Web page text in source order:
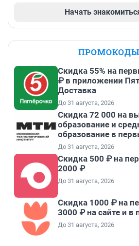
Начать
ПРОМОКОДЫ
Скидка 55% на
₽ в приложении
Доставка
До 31 августа, 2026
Скидка 72 000 на
образование и
образование в
До 31 августа, 2026
Скидка 500 ₽ на
2000 ₽
До 31 августа, 2026
Скидка 1000 ₽ на
3000 ₽ на сайте и в
До 31 августа, 2026